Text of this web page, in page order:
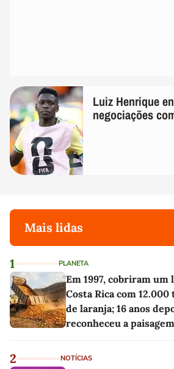
Luiz Henrique
negociações
Mais lidas
1 PLANETA
Em 1997, cobriram um
Costa Rica com 12.000
de laranja; 16 anos
reconheceu a paisagem
2 NOTÍCIAS